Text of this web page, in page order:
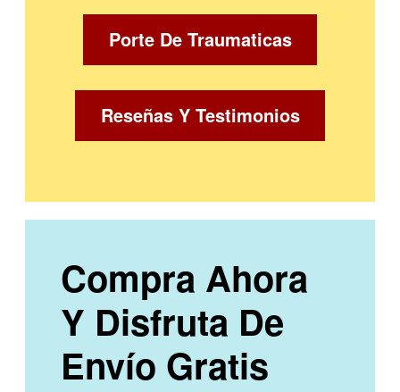
Porte De Traumaticas
Reseñas Y Testimonios
Compra Ahora
Y Disfruta De
Envío Gratis